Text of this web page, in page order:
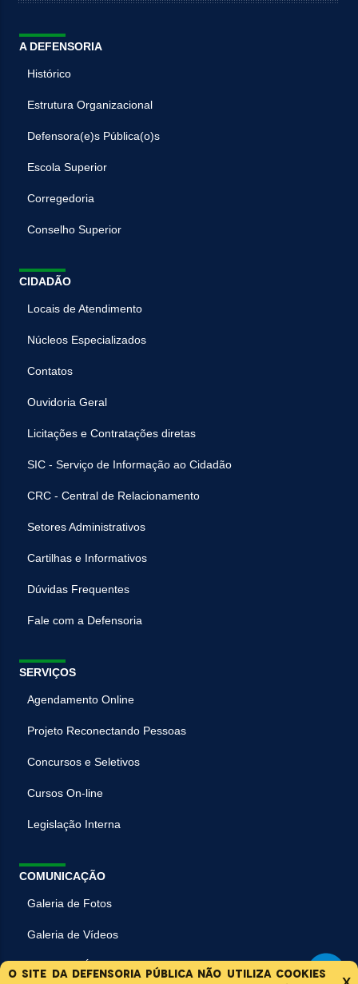
O site da Defensoria Pública não utiliza cookies
A DEFENSORIA
Histórico
Estrutura Organizacional
Defensora(e)s Pública(o)s
Escola Superior
Corregedoria
Conselho Superior
CIDADÃO
Locais de Atendimento
Núcleos Especializados
Contatos
Ouvidoria Geral
Licitações e Contratações diretas
SIC - Serviço de Informação ao Cidadão
CRC - Central de Relacionamento
Setores Administrativos
Cartilhas e Informativos
Dúvidas Frequentes
Fale com a Defensoria
SERVIÇOS
Agendamento Online
Projeto Reconectando Pessoas
Concursos e Seletivos
Cursos On-line
Legislação Interna
COMUNICAÇÃO
Galeria de Fotos
Galeria de Vídeos